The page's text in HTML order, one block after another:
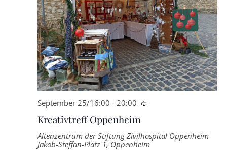
Kreativtreff Oppenheim
September 25/16:00 - 20:00 Wiederkehrende
Altenzentrum der Stiftung Zivilhospital Oppenheim
Jakob-Steffan-Platz 1, Oppenheim